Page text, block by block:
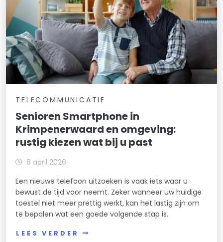
TELECOMMUNICATIE
Senioren Smartphone in
Krimpenerwaard en omgeving:
rustig kiezen wat bij u past
8 april 2026
Een nieuwe telefoon uitzoeken is vaak iets waar u
bewust de tijd voor neemt. Zeker wanneer uw huidige
toestel niet meer prettig werkt, kan het lastig zijn om
te bepalen wat een goede volgende stap is.
LEES VERDER